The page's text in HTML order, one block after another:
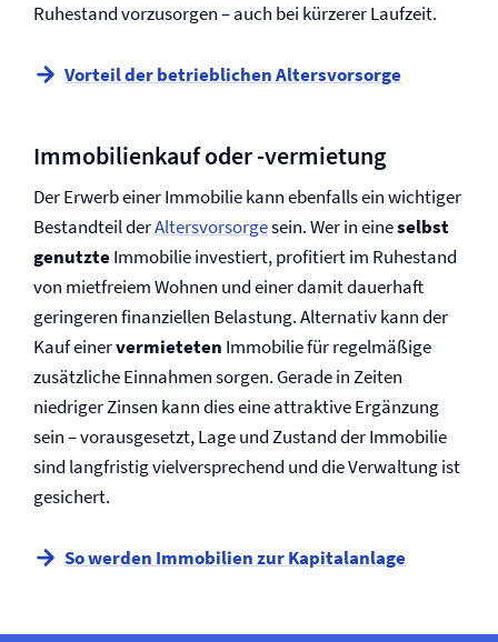
Ruhestand vorzusorgen – auch bei kürzerer Laufzeit.
Vorteil der betrieblichen Altersvorsorge
Immobilienkauf oder -­vermietung
Der Erwerb einer Immobilie kann ebenfalls ein wichtiger
Bestandteil derAltersvorsorgesein. Wer in eineselbst
genutzteImmobilie investiert, profitiert im Ruhestand
von mietfreiem Wohnen und einer damit dauerhaft
geringeren finanziellen Belastung. Alternativ kann der
Kauf einervermieteten Immobilie für regelmäßige
zusätzliche Einnahmen sorgen. Gerade in Zeiten
niedriger Zinsen kann dies eine attraktive Ergänzung
sein – vorausgesetzt, Lage und Zustand der Immobilie
sind langfristig viel­versprechend und die Verwaltung ist
gesichert.
So werden Immobilien zur Kapitalanlage